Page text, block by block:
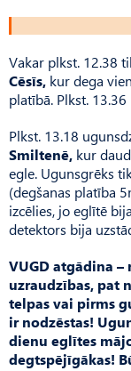
Vakar plkst. 12.38
Cēsīs, kur dega
platībā. Plkst.
Plkst. 13.18
Smiltenē, kur
egle. Ugunsgrēks
(degšanas platība
izcēlies, jo eglītē
detektors bija
VUGD atgādina –
uzraudzības, pat
telpas vai pirms
ir nodzēstas!
dienu eglītes
degtspējīgākas!